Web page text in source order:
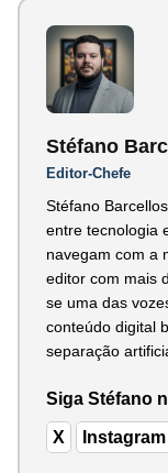
Stéfano
Editor-Chefe
Stéfano
entre tecnologia
navegam com a
editor com mais
se uma das
conteúdo digital
separação
Siga Stéfano
X Instagram